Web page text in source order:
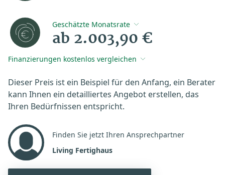
Geschätzte Monatsrate
ab 2.003,90 €
Finanzierungen kostenlos vergleichen
Dieser Preis ist ein Beispiel für den Anfang, ein Berater
kann Ihnen ein detailliertes Angebot erstellen, das
Ihren Bedürfnissen entspricht.
Finden Sie jetzt Ihren Ansprechpartner
Living Fertighaus